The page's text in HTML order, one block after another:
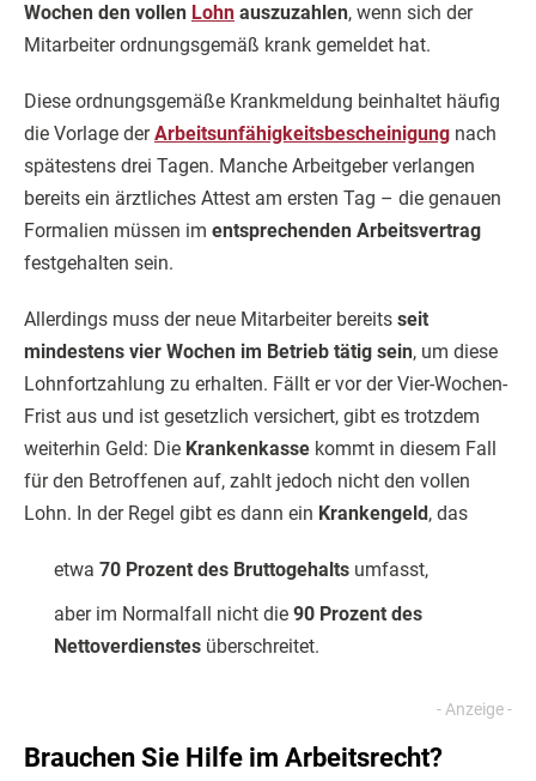
Wochen den vollen Lohn auszuzahlen, wenn sich der
Mitarbeiter ordnungsgemäß krank gemeldet hat.
Diese ordnungsgemäße Krankmeldung beinhaltet häufig
die Vorlage derArbeitsunfähigkeitsbescheinigung nach
spätestens drei Tagen. Manche Arbeitgeber verlangen
bereits ein ärztliches Attest am ersten Tag – die genauen
Formalien müssen im entsprechenden Arbeitsvertrag
festgehalten sein.
Allerdings muss der neue Mitarbeiter bereits seit
mindestens vier Wochen im Betrieb tätig sein, um diese
Lohnfortzahlung zu erhalten. Fällt er vor der Vier-Wochen-
Frist aus und ist gesetzlich versichert, gibt es trotzdem
weiterhin Geld: Die Krankenkasse kommt in diesem Fall
für den Betroffenen auf, zahlt jedoch nicht den vollen
Lohn. In der Regel gibt es dann ein Krankengeld , das
etwa 70 Prozent des Bruttogehalts umfasst,
aber im Normalfall nicht die 90 Prozent des
Nettoverdienstes überschreitet.
Brauchen Sie Hilfe im Arbeitsrecht?